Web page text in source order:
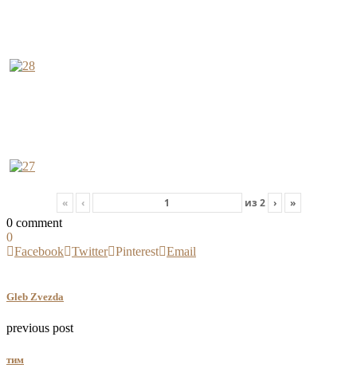
« ‹ из 2 ›
»
0 comment
0
Facebook Twitter Pinterest Email
Gleb Zvezda
previous post
тим